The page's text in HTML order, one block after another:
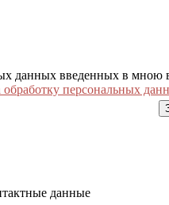
данных введенных в
обработку персональных
данные